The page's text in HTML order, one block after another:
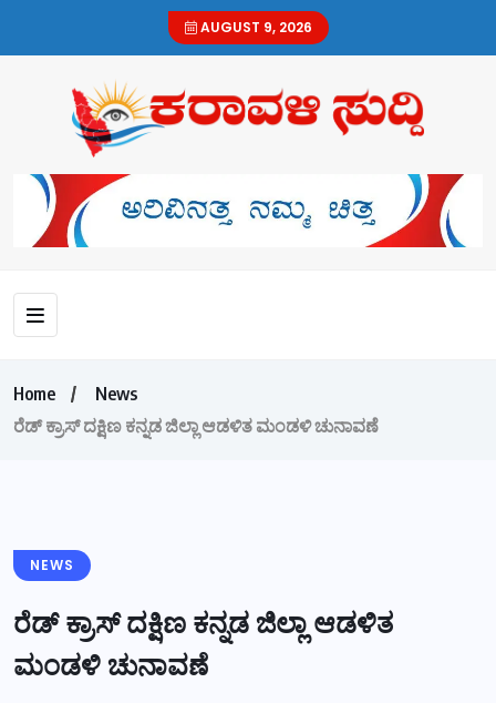
AUGUST 9, 2026
Home
News
ರೆಡ್ ಕ್ರಾಸ್ ದಕ್ಷಿಣ ಕನ್ನಡ ಜಿಲ್ಲಾ ಆಡಳಿತ ಮಂಡಳಿ ಚುನಾವಣೆ
NEWS
ರೆಡ್ ಕ್ರಾಸ್ ದಕ್ಷಿಣ ಕನ್ನಡ ಜಿಲ್ಲಾ ಆಡಳಿತ
ಮಂಡಳಿ ಚುನಾವಣೆ